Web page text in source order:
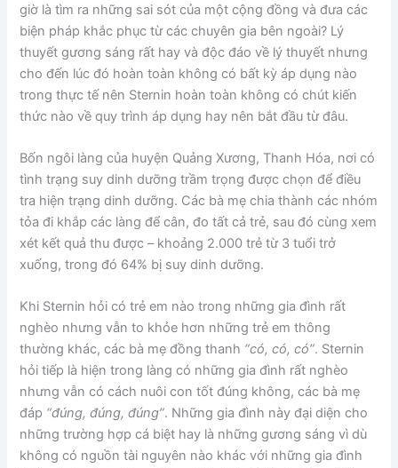
giờ là tìm ra những sai sót của một cộng đồng và đưa các
biện pháp khắc phục từ các chuyên gia bên ngoài? Lý
thuyết gương sáng rất hay và độc đáo về lý thuyết nhưng
cho đến lúc đó hoàn toàn không có bất kỳ áp dụng nào
trong thực tế nên Sternin hoàn toàn không có chút kiến
thức nào về quy trình áp dụng hay nên bắt đầu từ đâu.
Bốn ngôi làng của huyện Quảng Xương, Thanh Hóa, nơi có
tình trạng suy dinh dưỡng trầm trọng được chọn để điều
tra hiện trạng dinh dưỡng. Các bà mẹ chia thành các nhóm
tỏa đi khắp các làng để cân, đo tất cả trẻ, sau đó cùng xem
xét kết quả thu được – khoảng 2.000 trẻ từ 3 tuổi trở
xuống, trong đó 64% bị suy dinh dưỡng.
Khi Sternin hỏi có trẻ em nào trong những gia đình rất
nghèo nhưng vẫn to khỏe hơn những trẻ em thông
thường khác, các bà mẹ đồng thanh “có, có, có”. Sternin
hỏi tiếp là hiện trong làng có những gia đình rất nghèo
nhưng vẫn có cách nuôi con tốt đúng không, các bà mẹ
đáp “đúng, đúng, đúng”. Những gia đình này đại diện cho
những trường hợp cá biệt hay là những gương sáng vì dù
không có nguồn tài nguyên nào khác với những gia đình